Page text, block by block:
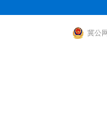
冀公